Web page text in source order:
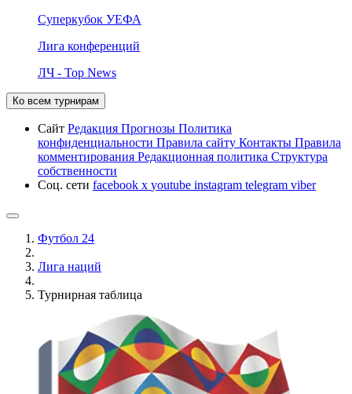
Суперкубок УЕФА
Лига конференций
ЛЧ - Top News
Ко всем турнирам
Сайт Редакция Прогнозы Политика
конфиденциальности Правила сайту Контакты Правила
комментирования Редакционная политика Структура
собственности
Соц. сети facebook x youtube instagram telegram viber
Футбол 24
Лига наций
Турнирная таблица